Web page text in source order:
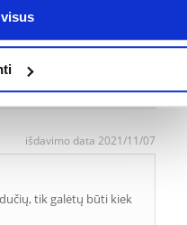
išdavimo data 2021/12/03
išdavimo data 2021/11/07
tik galėtų būti kiek